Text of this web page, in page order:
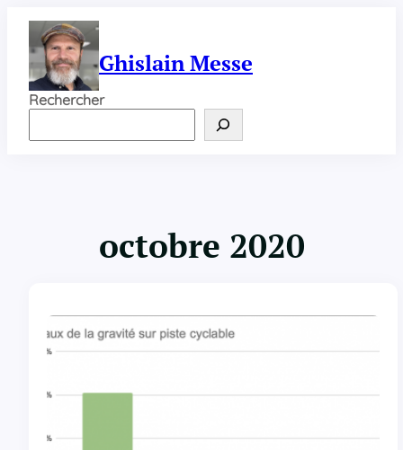
contenu
Ghislain Messe
Rechercher
octobre 2020